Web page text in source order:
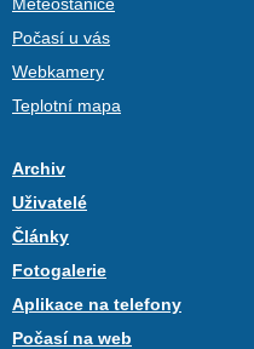
Počasí u vás
Webkamery
Teplotní mapa
Archiv
Uživatelé
Články
Fotogalerie
Aplikace na telefony
Počasí na web